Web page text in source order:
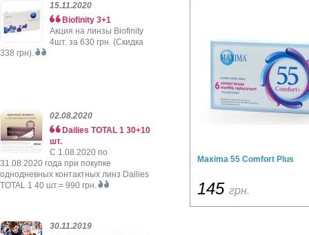
15.11.2020
Biofinity 3+1
Акция на линзы Biofinity
4шт. за 630 грн. (Скидка
338 грн).
02.08.2020
Dailies TOTAL 1 30+10
шт.
C 1.08.2020 по
31.08.2020 года при покупке
однодневных контактных линз Dailies
TOTAL 1 40 шт.= 990 грн.
30.11.2019
Maxima 55 Comfort Plus
145 грн.